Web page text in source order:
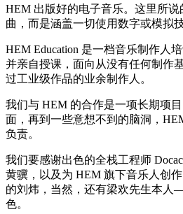
HEM 出版好的电子音乐。这里所
曲，而是涵盖一切使用数字或模拟
HEM Education 是一档音乐制作人
并亲自授课，面向从没有任何制作
过工业级作品的业余制作人。
我们与 HEM 的合作是一项长期项
面，再到一些意想不到的脑洞，
负责。
我们要感谢出色的全栈工程师
黄骥，以及为 HEM 旗下音乐人创
的刘炜，当然，还有梁欢先生本人
色。